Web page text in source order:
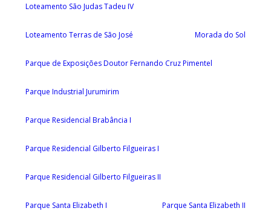
Loteamento São Judas Tadeu IV
Loteamento Terras de São José Morada do Sol
Parque de Exposições Doutor Fernando Cruz Pimentel
Parque Industrial Jurumirim
Parque Residencial Brabância I
Parque Residencial Gilberto Filgueiras I
Parque Residencial Gilberto Filgueiras II
Parque Santa Elizabeth I Parque Santa Elizabeth II